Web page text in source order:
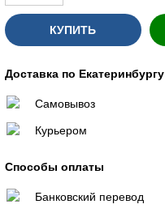
КУПИТЬ
Доставка по Екатеринбургу
Самовывоз
Курьером
Способы оплаты
Банковский перевод